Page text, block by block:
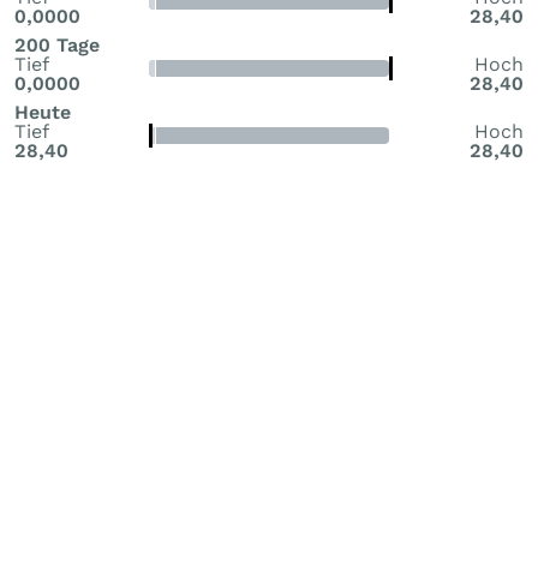
0,0000
28,40
200 Tage
Tief
0,0000
Hoch
28,40
Heute
Tief
28,40
Hoch
28,40